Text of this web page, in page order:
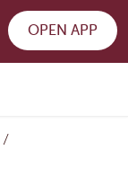
OPEN APP
/